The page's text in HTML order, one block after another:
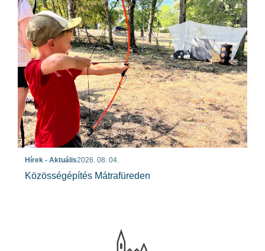
Hírek - Aktuális2026. 08. 04.
Közösségépítés Mátrafüreden